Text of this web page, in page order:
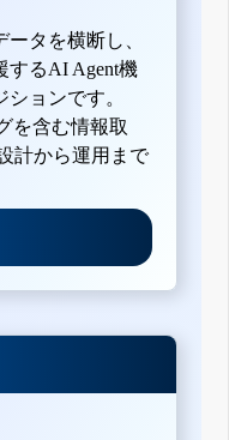
タを横断し、
するAI Agent機
ョンです。
を含む情報取
計から運用まで